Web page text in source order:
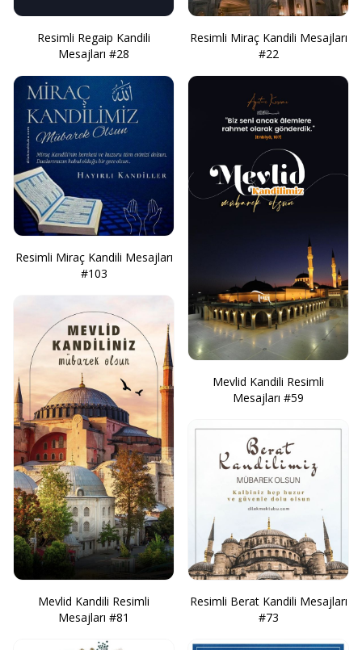
Resimli Regaip Kandili
Mesajları #28
Resimli Miraç Kandili Mesajları
#103
Mevlid Kandili Resimli
Mesajları #81
Resimli Miraç Kandili Mesajları
#22
Mevlid Kandili Resimli
Mesajları #59
Resimli Berat Kandili Mesajları
#73